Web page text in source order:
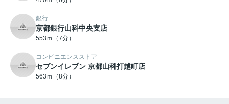
銀行
京都銀行山科中央支店
553ｍ（7分）
コンビニエンスストア
セブンイレブン 京都山科打越町店
563ｍ（8分）